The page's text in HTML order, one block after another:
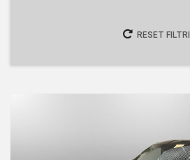
RESET FILTRI